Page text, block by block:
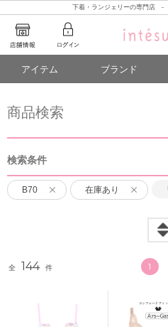
下着・ランジェリーの専門店
アイテム ブランド
商品検索
検索条件
B70 在庫あり
全 144 件 1